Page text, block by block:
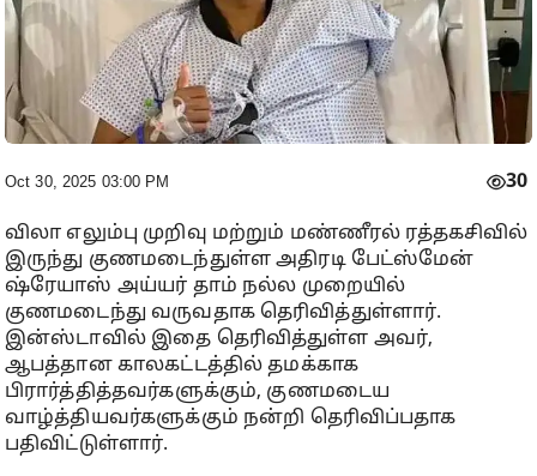
Oct 30, 2025 03:00 PM 30
விலா எலும்பு முறிவு மற்றும் மண்ணீரல் ரத்தகசிவில்
இருந்து குணமடைந்துள்ள அதிரடி பேட்ஸ்மேன்
ஷ்ரேயாஸ் அய்யர் தாம் நல்ல முறையில்
குணமடைந்து வருவதாக தெரிவித்துள்ளார்.
இன்ஸ்டாவில் இதை தெரிவித்துள்ள அவர்,
ஆபத்தான காலகட்டத்தில் தமக்காக
பிரார்த்தித்தவர்களுக்கும், குணமடைய
வாழ்த்தியவர்களுக்கும் நன்றி தெரிவிப்பதாக
பதிவிட்டுள்ளார்.